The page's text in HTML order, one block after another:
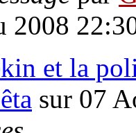
2008
et la
sur 07